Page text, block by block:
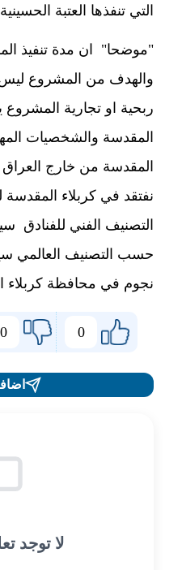
التي تنفذها العتبة
"موضحا" ان مدة تنفيذ
والهدف من المشروع ليس
ربحية او تجارية المشروع
المقدسة والشخصيات
المقدسة من خارج
نفتقد في كربلاء
التصنيف الفني للفنادق
حسب التصنيف العالمي
نجوم في محافظة كربلاء
0
0
لا توجد